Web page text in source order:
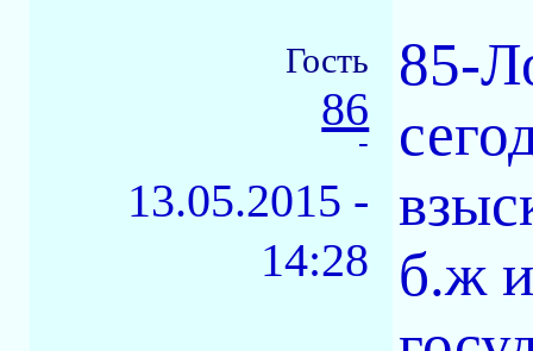
Гость
86
-
13.05.2015 -
14:28
85-
б.ж